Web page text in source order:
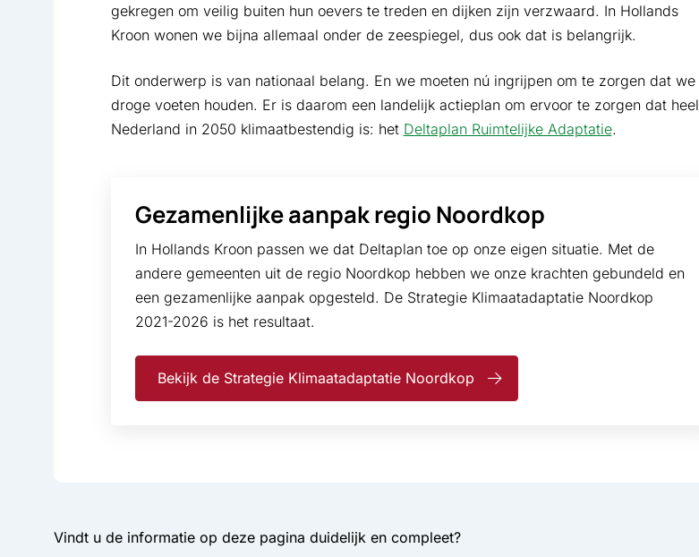
gekregen om veilig buiten hun oevers te treden en dijken zijn verzwaard. In Hollands
Kroon wonen we bijna allemaal onder de zeespiegel, dus ook dat is belangrijk.
Dit onderwerp is van nationaal belang. En we moeten nú ingrijpen om te zorgen dat we
droge voeten houden. Er is daarom een landelijk actie­plan om ervoor te zorgen dat heel
Nederland in 2050 klimaat­bestendig is: het Delta­plan Ruimte­lijke Adap­tatie.
Gezamenlijke aanpak regio Noordkop
In Hollands Kroon passen we dat Deltaplan toe op onze eigen situatie. Met de
andere gemeenten uit de regio Noordkop hebben we onze krachten gebundeld en
een gezamenlijke aanpak opgesteld. De Strategie Klimaatadaptatie Noordkop
2021-2026 is het resultaat.
Bekijk de Strategie Klimaatadaptatie Noordkop
Vindt u de informatie op deze pagina duidelijk en compleet?